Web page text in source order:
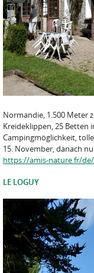
Normandie, 1.500 Meter
Kreideklippen, 25 Betten
Campingmöglichkeit,
15. November, danach
https://amis-nature.fr/
LE LOGUY